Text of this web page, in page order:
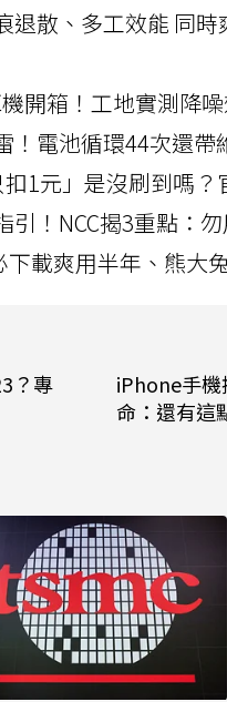
退散、多工效能 同
機開箱！工地實測降
！電池循環44次還帶
1元」是沒刷到嗎
！NCC揭3重點：
載爽用半年、熊大
？專
iPhone手機
命：還有這